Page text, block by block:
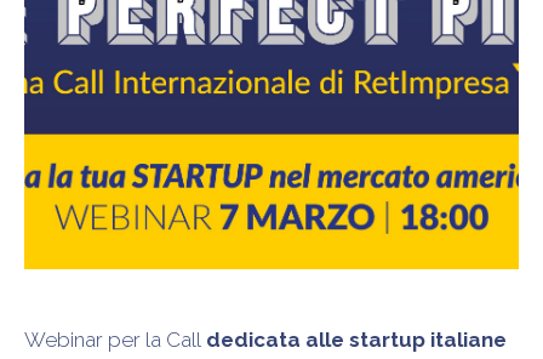
Webinar per la Call dedicata alle startup italiane